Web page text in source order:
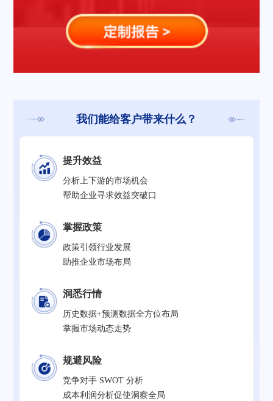
我们能给客户带来什么？
提升效益
分析上下游的市场机会
帮助企业寻求效益突破口
掌握政策
政策引领行业发展
助推企业市场布局
洞悉行情
历史数据+预测数据全方位布局
掌握市场动态走势
规避风险
竞争对手 SWOT 分析
成本利润分析促使洞察全局